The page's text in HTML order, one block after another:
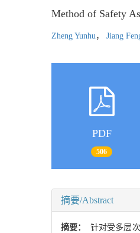
Method of Safety
Zheng Yunhu ， Jiang
PDF
506
摘要/Abstract
摘要：
针对受多层